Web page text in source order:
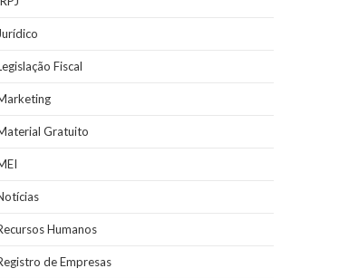
Jurídico
Fiscal
Gratuito
Humanos
de Empresas